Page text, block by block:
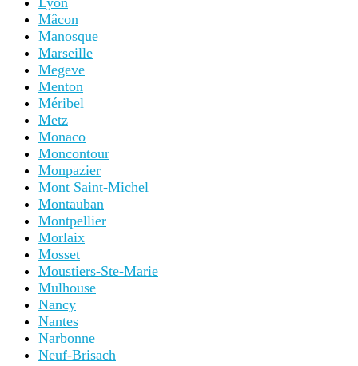
Mâcon
Manosque
Marseille
Megeve
Menton
Méribel
Metz
Monaco
Moncontour
Monpazier
Mont Saint-Michel
Montauban
Montpellier
Morlaix
Mosset
Moustiers-Ste-Marie
Mulhouse
Nancy
Nantes
Narbonne
Neuf-Brisach